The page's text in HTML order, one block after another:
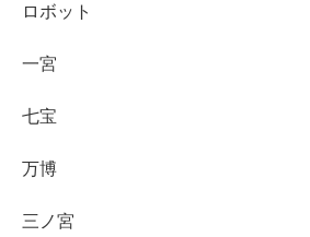
ロボット
一宮
七宝
万博
三ノ宮